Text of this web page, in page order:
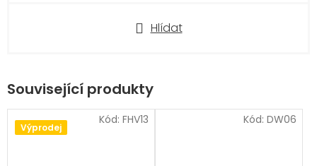
Hlídat
Související produkty
Výprodej
Kód: FHV13 Kód: DW06